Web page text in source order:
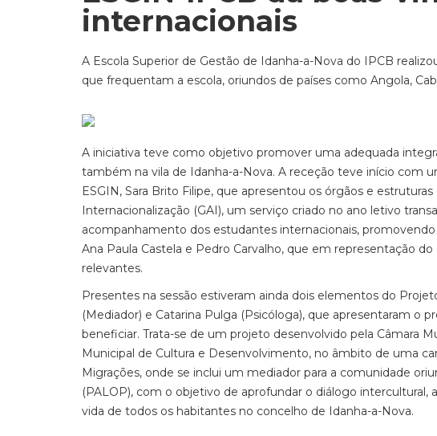
internacionais
A Escola Superior de Gestão de Idanha-a-Nova do IPCB
que frequentam a escola, oriundos de países como Angola,
A iniciativa teve como objetivo promover uma adequada
também na vila de Idanha-a-Nova. A receção teve início com
ESGIN, Sara Brito Filipe, que apresentou os órgãos e
Internacionalização (GAI), um serviço criado no ano letivo
acompanhamento dos estudantes internacionais,
Ana Paula Castela e Pedro Carvalho, que em representação
relevantes.
Presentes na sessão estiveram ainda dois elementos do
(Mediador) e Catarina Pulga (Psicóloga), que apresentaram o
beneficiar. Trata-se de um projeto desenvolvido pela Câmara
Municipal de Cultura e Desenvolvimento, no âmbito de uma
Migrações, onde se inclui um mediador para a comunidade
(PALOP), com o objetivo de aprofundar o diálogo intercultural,
vida de todos os habitantes no concelho de Idanha-a-Nova.